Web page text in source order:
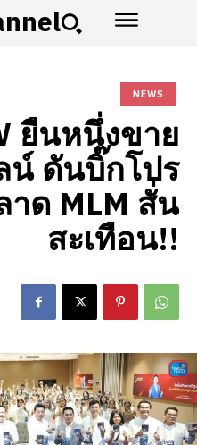
NEWS
ยืนหนึ่งขาย
น์ ดันบิ๊กโปร
าด MLM สั่น
สะเทือน!!